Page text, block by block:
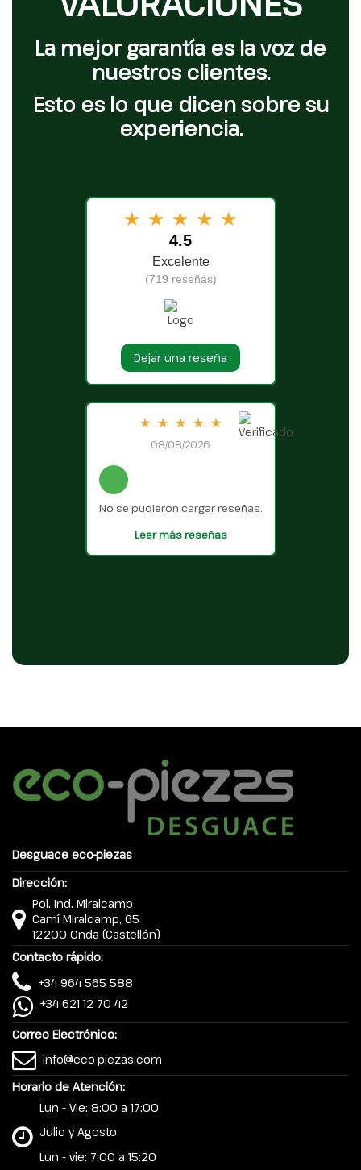
La mejor garantía es la voz de
nuestros clientes.
Esto es lo que dicen sobre su
experiencia.
★ ★ ★ ★ ★
4.5
Excelente
(719 reseñas)
Dejar una reseña
★ ★ ★ ★ ★
08/08/2026
No se pudieron cargar reseñas.
Leer más reseñas
Desguace eco-piezas
Dirección:
Pol. Ind. Miralcamp
Camí Miralcamp, 65
12200 Onda (Castellón)
Contacto rápido:
+34 964 565 588
+34 621 12 70 42
Correo Electrónico:
info@eco-piezas.com
Horario de Atención:
Lun - Vie: 8:00 a 17:00
Julio y Agosto
Lun - vie: 7:00 a 15:20